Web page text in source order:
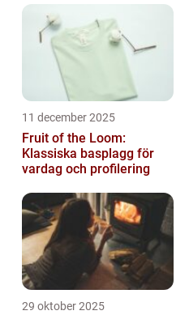
11 december 2025
Fruit of the Loom:
Klassiska basplagg för
vardag och profilering
29 oktober 2025